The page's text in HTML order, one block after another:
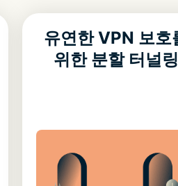
유연한 VPN 보호
위한 분할 터널링